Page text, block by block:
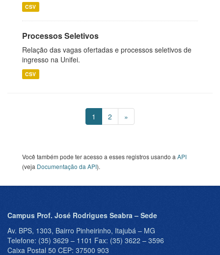
CSV
Processos Seletivos
Relação das vagas ofertadas e processos seletivos de
ingresso na Unifei.
CSV
1 2 »
Você também pode ter acesso a esses registros usando a API
(veja Documentação da API).
Campus Prof. José Rodrigues Seabra – Sede
Av. BPS, 1303, Bairro Pinheirinho, Itajubá – MG
Telefone: (35) 3629 – 1101 Fax: (35) 3622 – 3596
Caixa Postal 50 CEP: 37500 903